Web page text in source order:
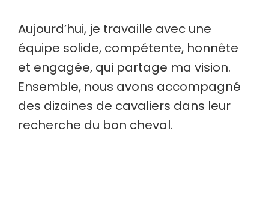
Aujourd’hui, je travaille avec une
équipe solide, compétente, honnête
et engagée, qui partage ma vision.
Ensemble, nous avons accompagné
des dizaines de cavaliers dans leur
recherche du bon cheval.